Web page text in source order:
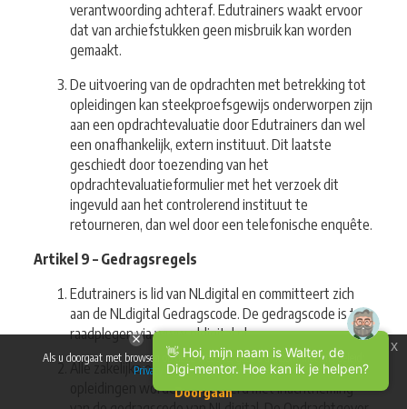
verantwoording achteraf. Edutrainers waakt ervoor
dat van archiefstukken geen misbruik kan worden
gemaakt.
De uitvoering van de opdrachten met betrekking tot
opleidingen kan steekproefsgewijs onderworpen zijn
aan een opdrachtevaluatie door Edutrainers dan wel
een onafhankelijk, extern instituut. Dit laatste
geschiedt door toezending van het
opdrachtevaluatieformulier met het verzoek dit
ingevuld aan het controlerend instituut te
retourneren, dan wel door een telefonische enquête.
Artikel 9 – Gedragsregels
Edutrainers is lid van NLdigital en committeert zich
aan de NLdigital Gedragscode. De gedragscode is te
raadplegen via www.nldigital.nl.
Alle zakelijke opdrachten met betrekking tot
opleidingen worden uitgevoerd met inachtneming
Als u doorgaat met browsen op deze website, gaat u akkoord met ons beleid:
Privacy & gebruikersvoorwaarden
Doorgaan
x
👋 Hoi, mijn naam is Walter, de
Digi-mentor. Hoe kan ik je helpen?